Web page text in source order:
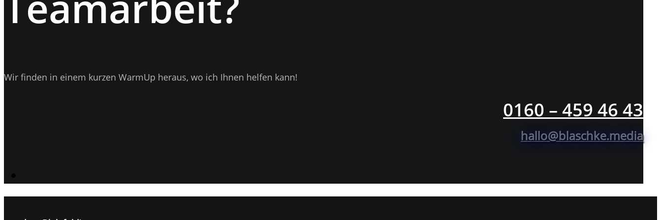
Wir finden in einem kurzen WarmUp heraus, wo ich Ihnen helfen kann!
0160 – 459 46 43
hallo@blaschke.media